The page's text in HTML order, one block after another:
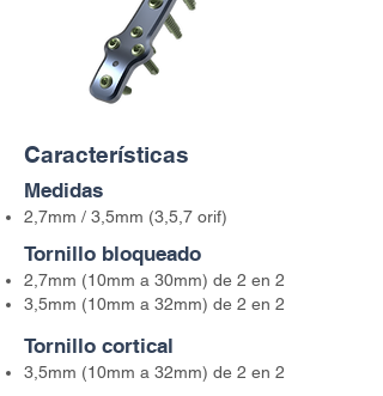
Características
Medidas
2,7mm / 3,5mm (3,5,7 orif)
Tornillo bloqueado
2,7mm (10mm a 30mm) de 2 en 2
3,5mm (10mm a 32mm) de 2 en 2
Tornillo cortical
3,5mm (10mm a 32mm) de 2 en 2